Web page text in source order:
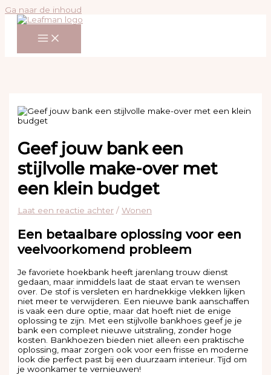
Ga naar de inhoud
Geef jouw bank een
stijlvolle make-over met
een klein budget
Laat een reactie achter /Wonen
Een betaalbare oplossing voor een
veelvoorkomend probleem
Je favoriete hoekbank heeft jarenlang trouw dienst
gedaan, maar inmiddels laat de staat ervan te wensen
over. De stof is versleten en hardnekkige vlekken lijken
niet meer te verwijderen. Een nieuwe bank aanschaffen
is vaak een dure optie, maar dat hoeft niet de enige
oplossing te zijn. Met een stijlvolle bankhoes geef je je
bank een compleet nieuwe uitstraling, zonder hoge
kosten. Bankhoezen bieden niet alleen een praktische
oplossing, maar zorgen ook voor een frisse en moderne
look die perfect past bij een duurzaam interieur. Tijd om
je woonkamer te vernieuwen!